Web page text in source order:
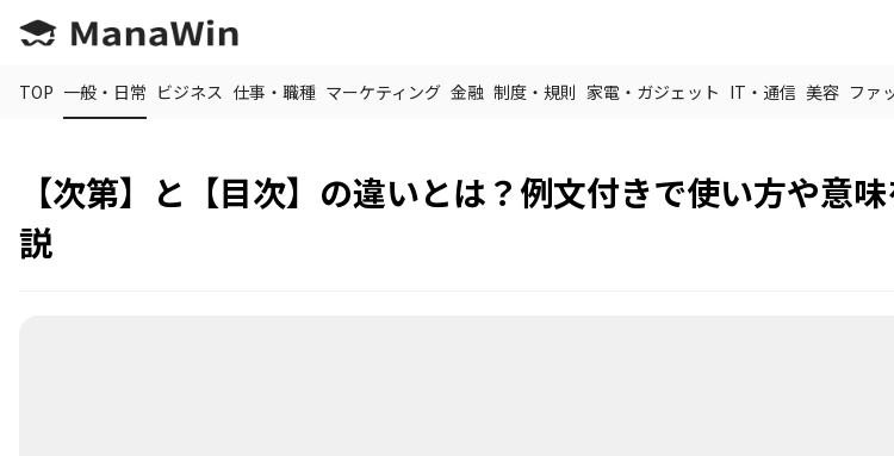
TOP 一般・日常 ビジネス 仕事・職種 マーケティング 金融 制度・規則 家電・ガジェット IT・通信 美容 ファ
【次第】と【目次】の違いとは？例文付きで使い方や意
説